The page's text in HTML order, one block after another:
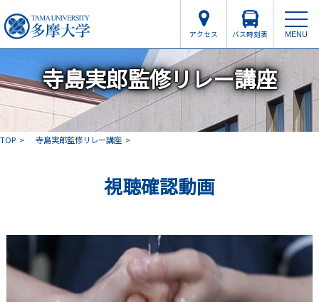
アクセス バス時刻表 MENU
寺島実郎監修リレー講座
TOP 寺島実郎監修リレー講座
視聴確認動画